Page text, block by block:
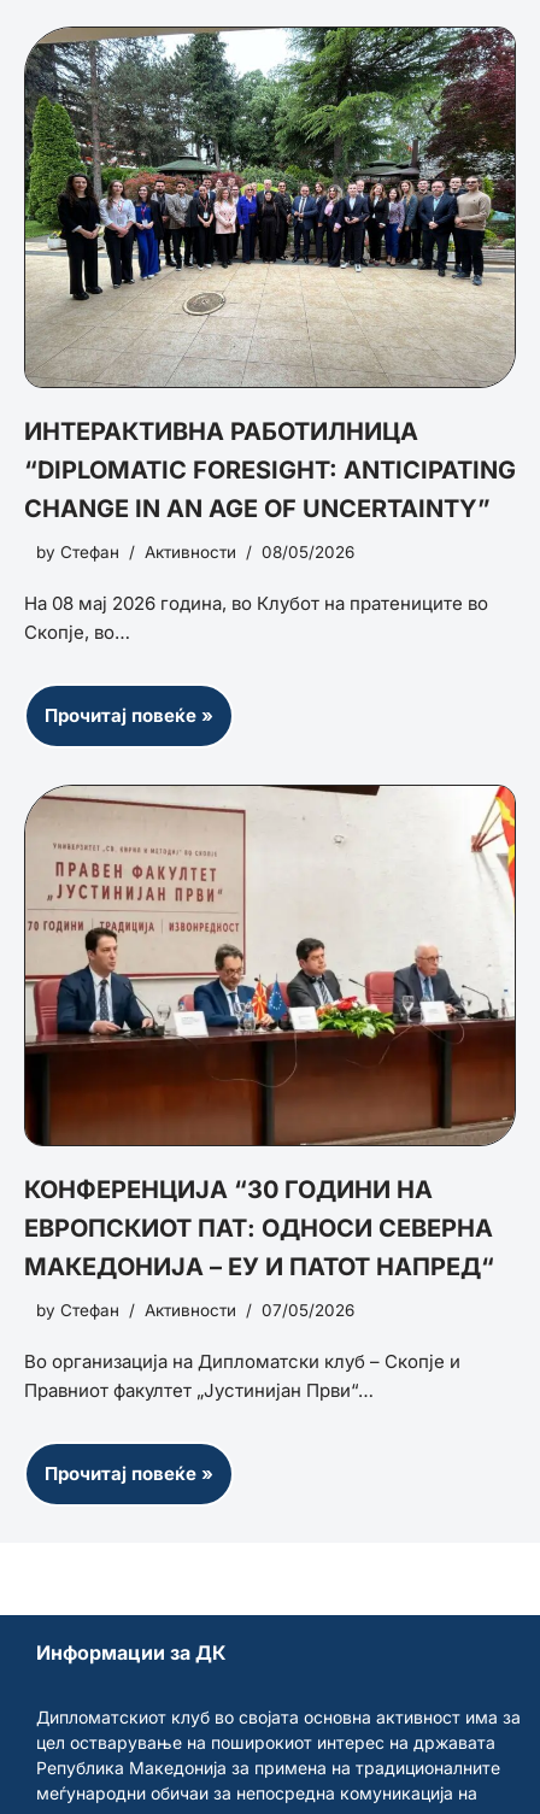
ИНТЕРАКТИВНА РАБОТИЛНИЦА
“DIPLOMATIC FORESIGHT: ANTICIPATING
CHANGE IN AN AGE OF UNCERTAINTY”
by Стефан Активности 08/05/2026
На 08 мај 2026 година, во Клубот на пратениците во
Скопје, во…
Прочитај повеќе »
КОНФЕРЕНЦИЈА “30 ГОДИНИ НА
ЕВРОПСКИОТ ПАТ: ОДНОСИ СЕВЕРНА
МАКЕДОНИЈА – ЕУ И ПАТОТ НАПРЕД“
by Стефан Активности 07/05/2026
Во организација на Дипломатски клуб – Скопје и
Правниот факултет „Јустинијан Први“…
Прочитај повеќе »
Информации за ДК
Дипломатскиот клуб во својата основна активност има за
цел остварување на поширокиот интерес на државата
Република Македонија за примена на традиционалните
меѓународни обичаи за непосредна комуникација на